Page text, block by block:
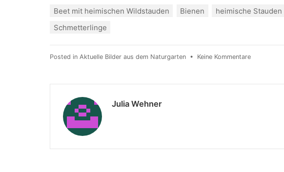
Beet mit heimischen Wildstauden Bienen heimische Stauden
Schmetterlinge
Posted in Aktuelle Bilder aus dem Naturgarten • Keine Kommentare
Julia Wehner